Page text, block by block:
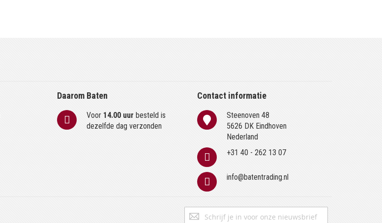
Daarom Baten
Voor 14.00 uur besteld is
dezelfde dag verzonden
Contact informatie
Steenoven 48
5626 DK Eindhoven
Nederland
+31 40 - 262 13 07
info@batentrading.nl
Abonneer